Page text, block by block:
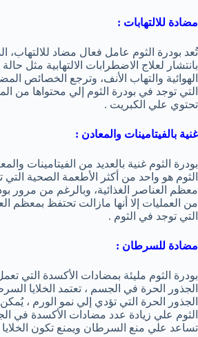
مضادة للالتهابات :
تُعد بودرة الثوم عامل فعال مضاد للالتهاب،
بانتشار لعلاج الاضطرابات الالتهابية مثل
الهوائية والتهاب الأنف، وترجع الخصائص
التي توجد في بودرة الثوم إلي محتواها من
تحتوي علي الكبريت .
غنية بالفيتامينات والمعادن :
بودرة الثوم غنية بالعديد من الفيتامينات
الثوم هو واحد من أكثر الأطعمة الصحية
معظم العناصر الغذائية، وبالرغم من مرور
من العمليات إلا أنها مازالت تحتفظ بمعظم
التي توجد في الثوم .
مضادة للسرطان :
بودرة الثوم مليئة بمضادات الأكسدة التي
الجذور الحرة في الجسم ، تعتمد الخلايا
الجذور الحرة التي تؤدي إلي نمو الورم ،
الثوم علي زيادة عدد مضادات الأكسدة في
تساعد علي منع السرطان ويمنع تكون